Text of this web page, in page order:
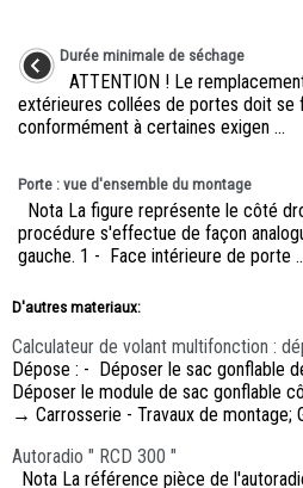
Durée minimale de séchage
ATTENTION ! Le
extérieures collées de portes doit se
conformément à certaines exigen ...
Porte : vue d'ensemble du montage
Nota La figure représente le côté
procédure s'effectue de façon
gauche. 1 - Face intérieure de porte
D'autres materiaux:
Calculateur de volant multifonction :
Dépose : - Déposer le sac gonflable
Déposer le module de sac gonflable
→ Carrosserie - Travaux de montage;
Autoradio " RCD 300 "
Nota La référence pièce de